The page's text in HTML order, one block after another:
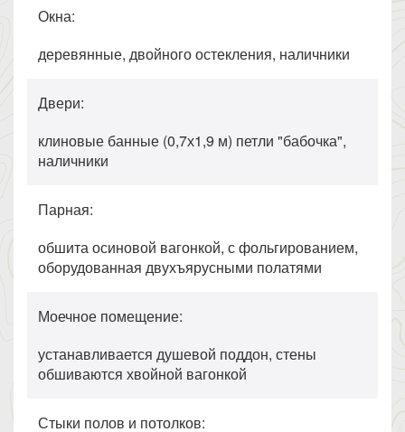
Окна:
деревянные, двойного остекления, наличники
Двери:
клиновые банные (0,7х1,9 м) петли "бабочка",
наличники
Парная:
обшита осиновой вагонкой, с фольгированием,
оборудованная двухъярусными полатями
Моечное помещение:
устанавливается душевой поддон, стены
обшиваются хвойной вагонкой
Стыки полов и потолков: